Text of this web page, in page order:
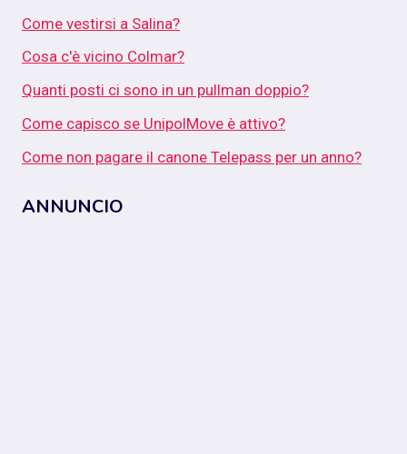
Come vestirsi a Salina?
Cosa c'è vicino Colmar?
Quanti posti ci sono in un pullman doppio?
Come capisco se UnipolMove è attivo?
Come non pagare il canone Telepass per un anno?
ANNUNCIO